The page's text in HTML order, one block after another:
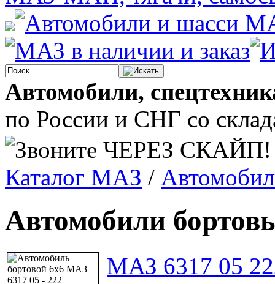
Автомобили,
по России и СНГ со
Каталог MAЗ /
Автомобили
МАЗ 6317 05